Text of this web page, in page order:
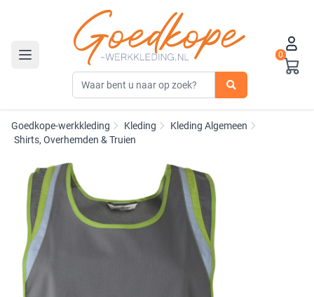
Toggle navigation
0
Goedkope-werkkleding Kleding
Kleding Algemeen
Shirts, Overhemden & Truien